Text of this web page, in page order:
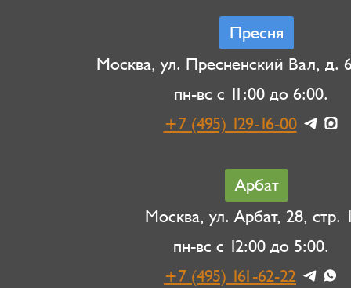
Пресня
Москва, ул. Пресненский Вал, д.
пн-вс с 11:00 до 6:00.
+7 (495) 129-16-00
Арбат
Москва, ул. Арбат, 28, стр.
пн-вс с 12:00 до 5:00.
+7 (495) 161-62-22